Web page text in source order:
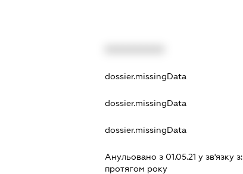
dossier.missingData
dossier.missingData
dossier.missingData
Анульовано з 01.05.21 у зв'язку з:
протягом року